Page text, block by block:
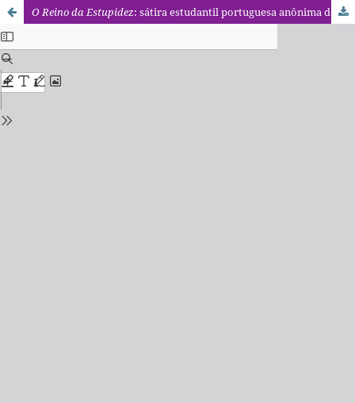
O Reino da Estupidez: sátira estudantil portuguesa anônima do século XVIII